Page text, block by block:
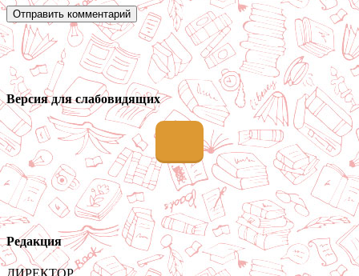
Версия для слабовидящих
Редакция
ДИРЕКТОР